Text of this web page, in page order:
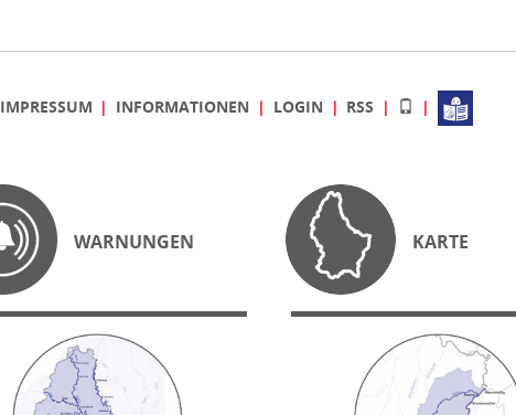
IMPRESSUM INFORMATIONEN LOGIN RSS
WARNUNGEN KARTE